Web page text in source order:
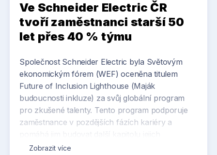
konkurenceschopnost ZVVZ GROUP v regionu
Střední Asie. Lokální výroba umožní zkrátit
dodací lhůty, snížit logistické náklady a zajistit
bezprostřední blízkost zákazníkům.
Ve Schneider Electric ČR
tvoří zaměstnanci starší 50
let přes 40 % týmu
Společnost Schneider Electric byla Světovým
ekonomickým fórem (WEF) oceněna titulem
Future of Inclusion Lighthouse (Maják
budoucnosti inkluze) za svůj globální program
pro zkušené talenty. Tento program podporuje
zaměstnance v pozdějších fázích kariéry a
profesního života prostřednictvím
Zobrazit více